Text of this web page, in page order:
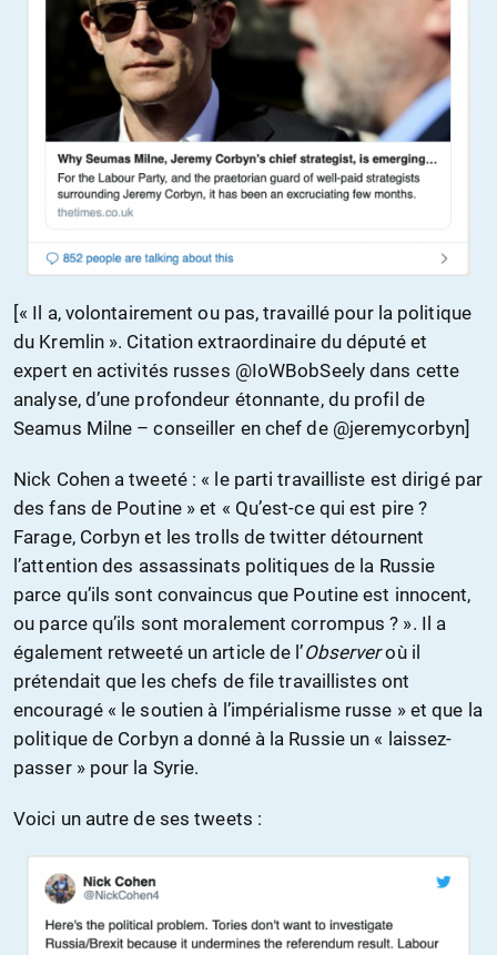
[« Il a, volontairement ou pas, travaillé pour la politique
du Kremlin ». Citation extraordinaire du député et
expert en activités russes @IoWBobSeely dans cette
analyse, d’une profondeur étonnante, du profil de
Seamus Milne – conseiller en chef de @jeremycorbyn]
Nick Cohen a tweeté : « le parti travailliste est dirigé par
des fans de Poutine » et « Qu’est-ce qui est pire ?
Farage, Corbyn et les trolls de twitter détournent
l’attention des assassinats politiques de la Russie
parce qu’ils sont convaincus que Poutine est innocent,
ou parce qu’ils sont moralement corrompus ? ». Il a
également retweeté un article de l’Observeroù il
prétendait que les chefs de file travaillistes ont
encouragé « le soutien à l’impérialisme russe » et que la
politique de Corbyn a donné à la Russie un « laissez-
passer » pour la Syrie.
Voici un autre de ses tweets :